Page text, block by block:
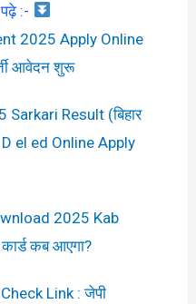
:-
2025 Apply Online
आवेदन शुरू
Result (बिहार
el ed Online Apply
2025 Kab
कब आएगा?
Link : जेपी